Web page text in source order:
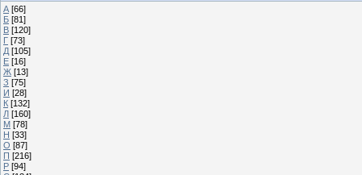
А [66]
Б [81]
В [120]
Г [73]
Д [105]
Е [16]
Ж [13]
З [75]
И [28]
К [132]
Л [160]
М [78]
Н [33]
О [87]
П [216]
Р [94]